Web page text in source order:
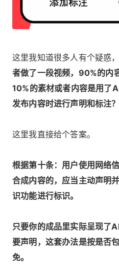
这里我知道很多人有个疑惑，
者做了一段视频，90%的内
10%的素材或者内容是用了
发布内容时进行声明和标注？
这里我直接给个答案。
根据第十条：用户使用网络
合成内容的，应当主动声明
识功能进行标识。
只要你的成品里实际呈现了
要声明，这套办法是按是否
免。